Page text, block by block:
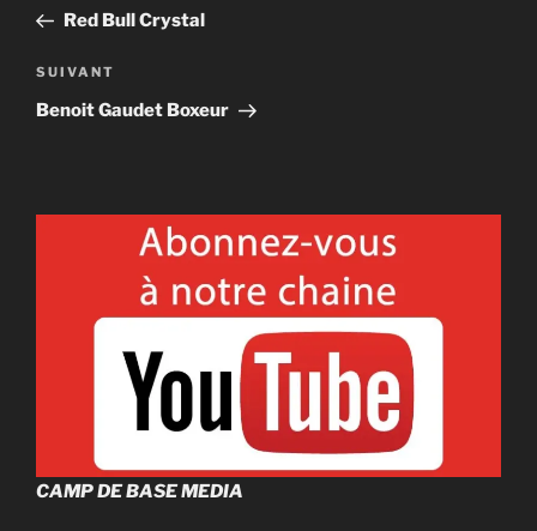
l'article
précédent
Red Bull Crystal
Article
suivant
SUIVANT
Benoit Gaudet Boxeur
CAMP DE BASE MEDIA